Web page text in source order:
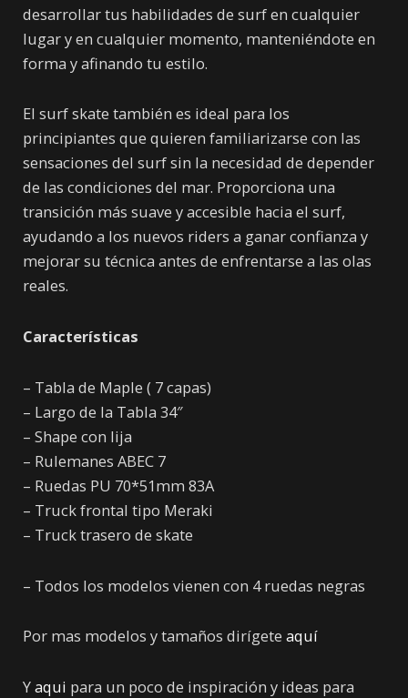
desarrollar tus habilidades de surf en cualquier
lugar y en cualquier momento, manteniéndote en
forma y afinando tu estilo.
El surf skate también es ideal para los
principiantes que quieren familiarizarse con las
sensaciones del surf sin la necesidad de depender
de las condiciones del mar. Proporciona una
transición más suave y accesible hacia el surf,
ayudando a los nuevos riders a ganar confianza y
mejorar su técnica antes de enfrentarse a las olas
reales.
Características
– Tabla de Maple ( 7 capas)
– Largo de la Tabla 34″
– Shape con lija
– Rulemanes ABEC 7
– Ruedas PU 70*51mm 83A
– Truck frontal tipo Meraki
– Truck trasero de skate
– Todos los modelos vienen con 4 ruedas negras
Por mas modelos y tamaños dirígete aquí
Yaqui para un poco de inspiración y ideas para